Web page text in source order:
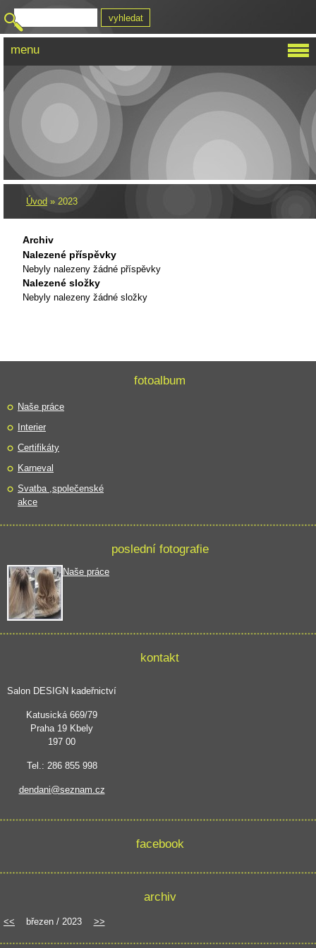
SALON DESIGN
Úvod » 2023
Archiv
Nalezené příspěvky
Nebyly nalezeny žádné příspěvky
Nalezené složky
Nebyly nalezeny žádné složky
menu
fotoalbum
Naše práce
Interier
Certifikáty
Karneval
Svatba ,společenské
akce
poslední fotografie
Naše práce
kontakt
Salon DESIGN kadeřnictví
Katusická 669/79
Praha 19 Kbely
197 00
Tel.: 286 855 998
dendani@seznam.cz
facebook
archiv
<< březen / 2023 >>